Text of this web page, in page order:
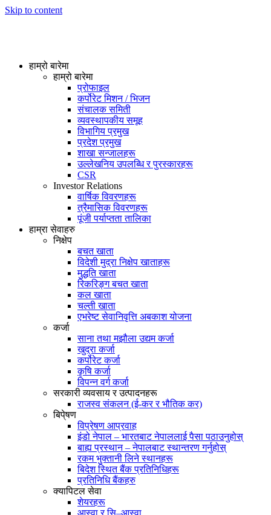
Skip to content
हाम्रो बारेमा
हाम्रो बारेमा
प्रोफाइल
कर्पोरेट मिशन / भिजन
संचालक समिती
व्यवस्थापकीय समूह
विभागिय प्रमुख
प्रदेश प्रमुख
शाखा सन्जालहरू
उल्लेखनिय उपलब्धि र पुरस्कारहरू
CSR
Investor Relations
वार्षिक विवरणहरू
त्रैमासिक विवरणहरू
पूंजी पर्याप्तता तालिका
हाम्रा सेवाहरु
निक्षेप
बचत खाता
विदेशी मुद्रा निक्षेप खाताहरू
मुद्धति खाता
रिकरिङ्ग बचत खाता
कल खाता
चल्ती खाता
एभरेष्ट सेवानिवृत्ति अबकाश योजना
कर्जा
साना तथा मझौला उद्यम कर्जा
खुद्रा कर्जा
कर्पोरेट कर्जा
कृषि कर्जा
विपन्न वर्ग कर्जा
सरकारी व्यवसाय र उत्पादनहरू
राजस्व संकलन (ई-कर र भौतिक कर)
बिपे्षण
विप्रेषण आप्रवाह
इंडो नेपाल – भारतबाट नेपाललाई पैसा पठाउनुहोस्
बाह्य प्रस्थान – नेपालबाट स्थान्तरण गर्नुहोस्
रकम भुक्तानी लिने स्थानहरू
बिदेश स्थित बैंक प्रतिनिधिहरू
प्रतिनिधि बैंकहरु
क्यापिटल सेवा
शेयरहरू
आस्वा र सि–आस्वा